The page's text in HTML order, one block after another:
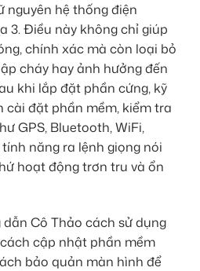
nguyên hệ thống điện
3. Điều này không chỉ giúp
chính xác mà còn loại bỏ
cháy hay ảnh hưởng đến
khi lắp đặt phần cứng, kỹ
cài đặt phần mềm, kiểm tra
GPS, Bluetooth, WiFi,
năng ra lệnh giọng nói
hoạt động trơn tru và ổn
Cô Thảo cách sử dụng
cập nhật phần mềm
bảo quản màn hình để